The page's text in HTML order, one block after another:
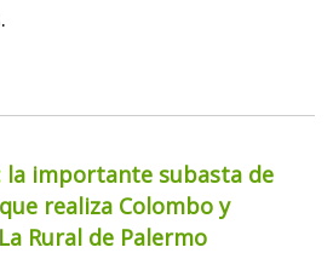
la importante subasta de
realiza Colombo y
Rural de Palermo